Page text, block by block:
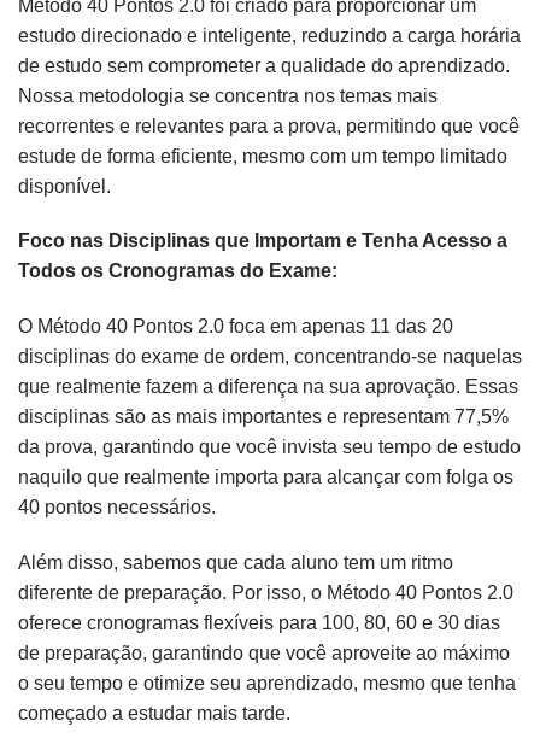
Método 40 Pontos 2.0 foi criado para proporcionar um
estudo direcionado e inteligente, reduzindo a carga horária
de estudo sem comprometer a qualidade do aprendizado.
Nossa metodologia se concentra nos temas mais
recorrentes e relevantes para a prova, permitindo que você
estude de forma eficiente, mesmo com um tempo limitado
disponível.
Foco nas Disciplinas que Importam e Tenha Acesso a
Todos os Cronogramas do Exame:
O Método 40 Pontos 2.0 foca em apenas 11 das 20
disciplinas do exame de ordem, concentrando-se naquelas
que realmente fazem a diferença na sua aprovação. Essas
disciplinas são as mais importantes e representam 77,5%
da prova, garantindo que você invista seu tempo de estudo
naquilo que realmente importa para alcançar com folga os
40 pontos necessários.
Além disso, sabemos que cada aluno tem um ritmo
diferente de preparação. Por isso, o Método 40 Pontos 2.0
oferece cronogramas flexíveis para 100, 80, 60 e 30 dias
de preparação, garantindo que você aproveite ao máximo
o seu tempo e otimize seu aprendizado, mesmo que tenha
começado a estudar mais tarde.